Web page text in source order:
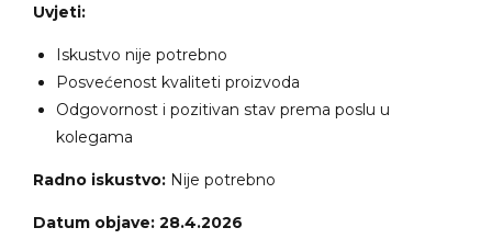
Uvjeti:
Iskustvo nije potrebno
Posvećenost kvaliteti proizvoda
Odgovornost i pozitivan stav prema poslu u
kolegama
Radno iskustvo: Nije potrebno
Datum objave: 28.4.2026